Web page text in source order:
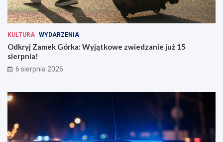
KULTURA WYDARZENIA
Odkryj Zamek Górka: Wyjątkowe zwiedzanie już 15
sierpnia!
6 sierpnia 2026